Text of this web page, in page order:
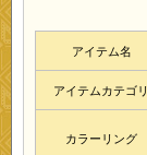
アイテム名
アイテムカテゴリ
カラーリング